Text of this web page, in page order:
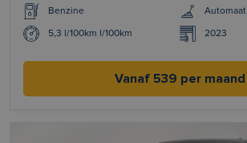
Benzine Automaat
5,3 l/100km l/100km 2023
Vanaf 539 per maand